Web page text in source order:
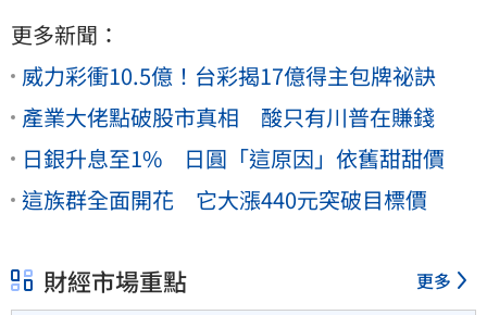
更多新聞：
威力彩衝10.5億！台彩揭17億得主包牌祕訣
產業大佬點破股市真相 酸只有川普在賺錢
日銀升息至1% 日圓「這原因」依舊甜甜價
這族群全面開花 它大漲440元突破目標價
財經市場重點 更多